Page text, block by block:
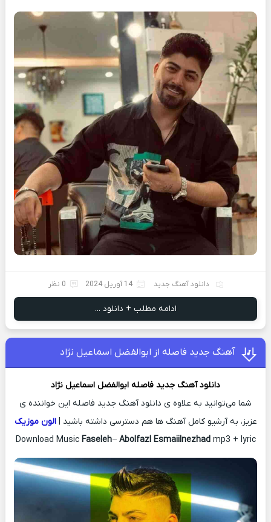
دانلود آهنگ جدید 14 آوریل 2024 0 نظر
ادامه مطلب + دانلود ...
آهنگ جدید فاصله از ابوالفضل اسماعیل نژاد
دانلود آهنگ جدید فاصله ابوالفضل اسماعیل نژاد
شما می‌توانید به علاوه ی دانلود آهنگ جدید فاصله این خواننده ی
عزیز، به آرشیو کامل آهنگ ها هم دسترسی داشته باشید |الون موزیک
Download Music Faseleh– Abolfazl Esmaiilnezhadmp3 + lyric